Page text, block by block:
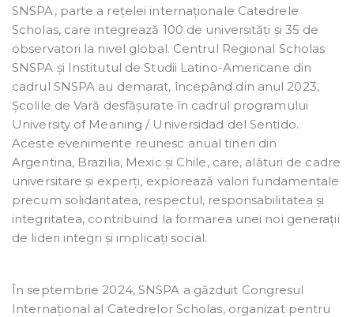
SNSPA, parte a rețelei internaționale Catedrele
Scholas, care integrează 100 de universități și 35 de
observatori la nivel global. Centrul Regional Scholas
SNSPA și Institutul de Studii Latino-Americane din
cadrul SNSPA au demarat, începând din anul 2023,
Școlile de Vară desfășurate în cadrul programului
University of Meaning / Universidad del Sentido.
Aceste evenimente reunesc anual tineri din
Argentina, Brazilia, Mexic și Chile, care, alături de cadre
universitare și experți, explorează valori fundamentale
precum solidaritatea, respectul, responsabilitatea și
integritatea, contribuind la formarea unei noi generații
de lideri integri și implicați social.
În septembrie 2024, SNSPA a găzduit Congresul
Internațional al Catedrelor Scholas, organizat pentru